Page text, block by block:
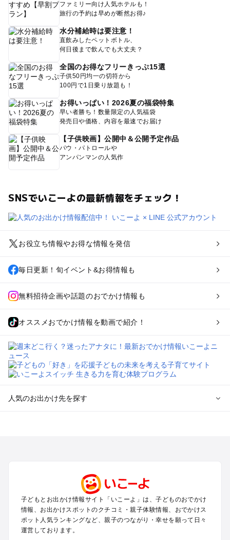
ファミリー向け人気ホテルも！
旅行の予約は早めが断然お得♪
水分補給時は要注意！
直飲みしたペットボトル、
何日後まで飲んでも大丈夫？
全国のお得なフリーきっぷ15選
子供50円均一の切符から
100円で1日乗り放題も！
お得いっぱい！2026夏の福袋特集
早い者勝ち！数量限定の人気福袋
発売日や価格、内容を最速でお届け
【子供映画】公開中＆公開予定作品
パウ・パトロールや
アンパンマンの人気作
SNSでいこーよの最新情報をチェック！
お役立ち情報やお得な情報を発信
毎日更新！旬イベント&お得情報も
無料招待企画や話題のおでかけ情報も
オススメおでかけ情報を動画で紹介！
人気のお出かけ先を探す
関西のプールおでかけ
中国･四国のプールおでかけ
九州･沖縄のプールおでかけ
定番お出かけスポット
子どもとお出かけ情報サイト「いこーよ」は、子どものおでかけ
情報、お出かけスポットのクチコミ・親子体験情報、おでかけス
ポット人気ランキングなど、親子のつながり・幸せを願って日々
運営しております。